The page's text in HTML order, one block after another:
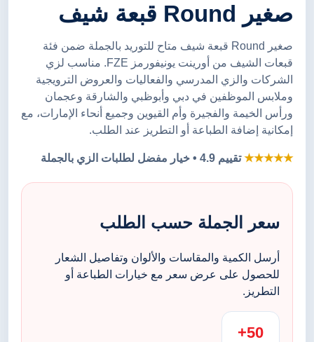
صغير Round قبعة شيف
صغير Round قبعة شيف متاح للتوريد بالجملة ضمن فئة
قبعات الشيف من أورينت يونيفورمز FZE. مناسب لزي
الشركات والزي المدرسي والفعاليات والعروض الترويجية
وملابس الموظفين في دبي وأبوظبي والشارقة وعجمان
ورأس الخيمة والفجيرة وأم القيوين وجميع أنحاء الإمارات، مع
إمكانية إضافة الطباعة أو التطريز عند الطلب.
★★★★★تقييم 4.9 • خيار مفضل لطلبات الزي بالجملة
سعر الجملة حسب الطلب
أرسل الكمية والمقاسات والألوان وتفاصيل الشعار
للحصول على عرض سعر مع خيارات الطباعة أو
التطريز.
50+